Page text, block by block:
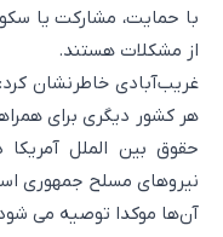
با حمایت، مشارکت یا
از مشکلات هستند.
غریب‌آبادی خاطرنشان
هر کشور دیگری برای
حقوق بین الملل
نیروهای مسلح جمهوری
آن‌ها موکدا توصیه می